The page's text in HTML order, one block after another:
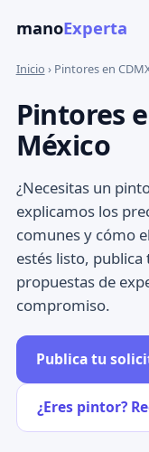
manoExperta
Inicio › Pintores en
Pintores
México
¿Necesitas un
explicamos los
comunes y cómo
estés listo,
propuestas de
compromiso.
Publica tu
¿Eres pintor?